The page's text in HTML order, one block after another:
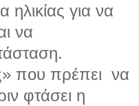
για να
να
που πρέπει να
φτάσει η